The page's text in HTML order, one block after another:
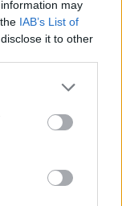
may
IAB’s List of
it to other
or more Google
may click to
party tags to
in below Google
και
την
της
έχει γίνει
του σε άλλες
και
πέρα από